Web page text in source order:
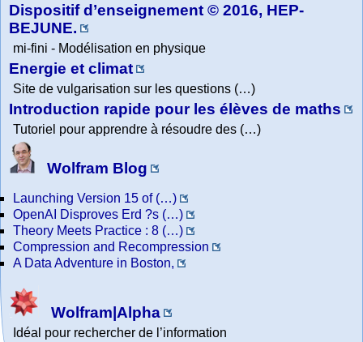
Dispositif d’enseignement © 2016, HEP-
BEJUNE.
mi-fini - Modélisation en physique
Energie et climat
Site de vulgarisation sur les questions (…)
Introduction rapide pour les élèves de maths
Tutoriel pour apprendre à résoudre des (…)
Wolfram Blog
Launching Version 15 of (…)
OpenAI Disproves Erd ?s (…)
Theory Meets Practice : 8 (…)
Compression and Recompression
A Data Adventure in Boston,
Wolfram|Alpha
Idéal pour rechercher de l’information